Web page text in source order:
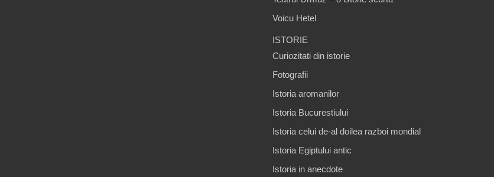
Voicu Hetel
ISTORIE
Curiozitati din istorie
Fotografii
Istoria aromanilor
Istoria Bucurestiului
Istoria celui de-al doilea razboi mondial
Istoria Egiptului antic
Istoria in anecdote